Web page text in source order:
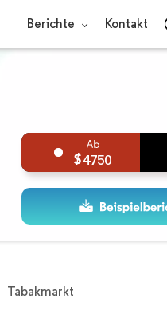
Berichte Kontakt
4750
Tabakmarkt